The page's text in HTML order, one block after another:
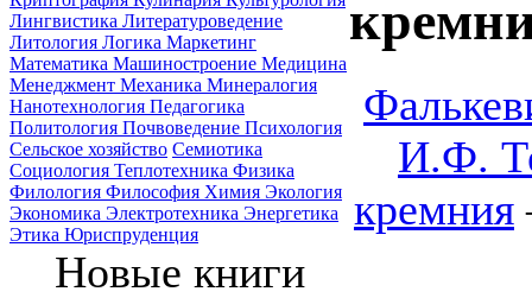
Лингвистика Литературоведение
Литология Логика Маркетинг
Математика Машиностроение Медицина
Менеджмент Механика Минералогия
Нанотехнология Педагогика
Политология Почвоведение Психология
Сельское хозяйство Семиотика
Социология Теплотехника Физика
Филология Философия Химия Экология
Экономика Электротехника Энергетика
Этика Юриспруденция
Новые книги
И.Ф.
кремния